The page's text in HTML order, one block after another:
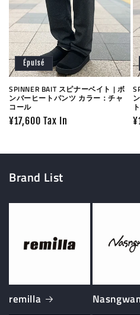
Épuisé
SPINNER BAIT スピナーベイト | ボ
ンバーヒートパンツ カラー：チャ
コール
Prix
¥17,600 Tax In
Brand List
remilla